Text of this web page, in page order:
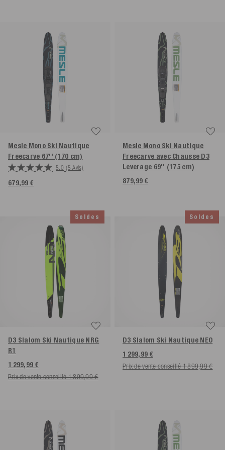
Mesle Mono Ski Nautique
Freecarve 67'' (170 cm)
5.0 (5 Avis)
679,99 €
Mesle Mono Ski Nautique
Freecarve avec Chausse D3
Leverage 69'' (175 cm)
879,99 €
Soldes
D3 Slalom Ski Nautique NRG
R1
1 299,99 €
Prix de vente conseillé 1 899,99 €
Soldes
D3 Slalom Ski Nautique NEO
1 299,99 €
Prix de vente conseillé 1 899,99 €